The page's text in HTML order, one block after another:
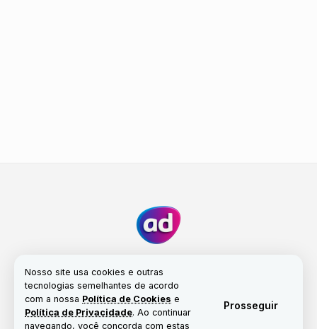
Nosso site usa cookies e outras
tecnologias semelhantes de acordo
com a nossa Política de Cookies e
Política de Privacidade. Ao continuar
navegando, você concorda com estas
Prosseguir
Fale conosco Nossa história
Propriedade
Política de Cookies